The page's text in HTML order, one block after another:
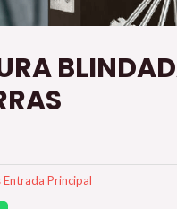
Principal